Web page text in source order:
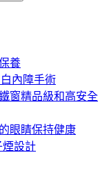
養
內障手術
窗精品級和高安全
眼睛保持健康
煙設計